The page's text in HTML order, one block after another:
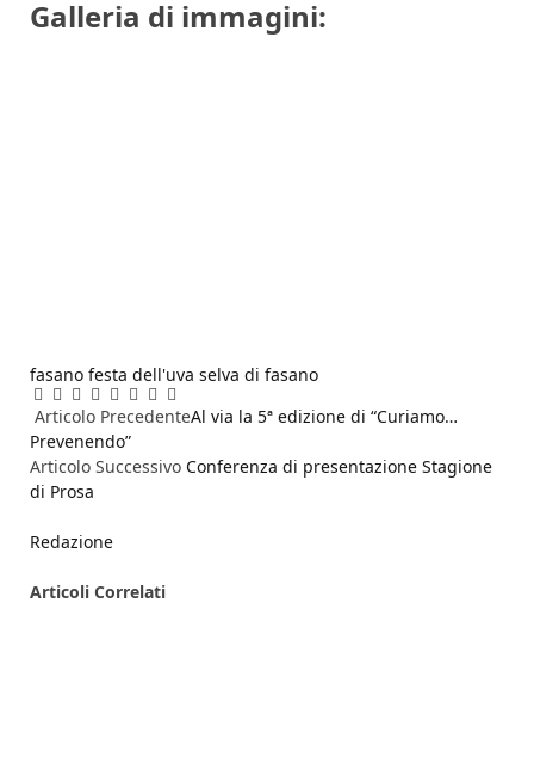
Galleria di immagini:
fasano festa dell'uva selva di fasano
Facebook
Twitter
Pinterest
LinkedIn
Reddit
WhatsApp
Telegram
Email
Articolo PrecedenteAl via la 5ª edizione di “Curiamo…
Prevenendo”
Articolo Successivo Conferenza di presentazione Stagione
di Prosa
Redazione
Articoli Correlati